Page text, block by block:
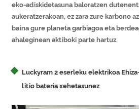
eko-adiskidetasuna baloratzen
aukeratzerakoan, ez zara zure karbono
baina gure planeta garbiagoa eta
ahaleginean aktiboki parte hartuz.
Luckyram 2 eserleku elektrikoa
litio bateria xehetasunez